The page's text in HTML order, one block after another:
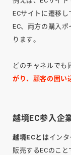
ECサイトに遷移
EC、両方の購入
ります。
どのチャネルでも
がり、顧客の囲い
越境EC参入企
越境ECとはイン
販売するECのこ